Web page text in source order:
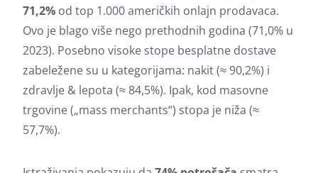
71,2% od top 1.000 američkih onlajn prodavaca.
Ovo je blago više nego prethodnih godina (71,0% u
2023). Posebno visoke stope besplatne dostave
zabeležene su u kategorijama: nakit (≈ 90,2%) i
zdravlje & lepota (≈ 84,5%). Ipak, kod masovne
trgovine („mass merchants“) stopa je niža (≈
57,7%).